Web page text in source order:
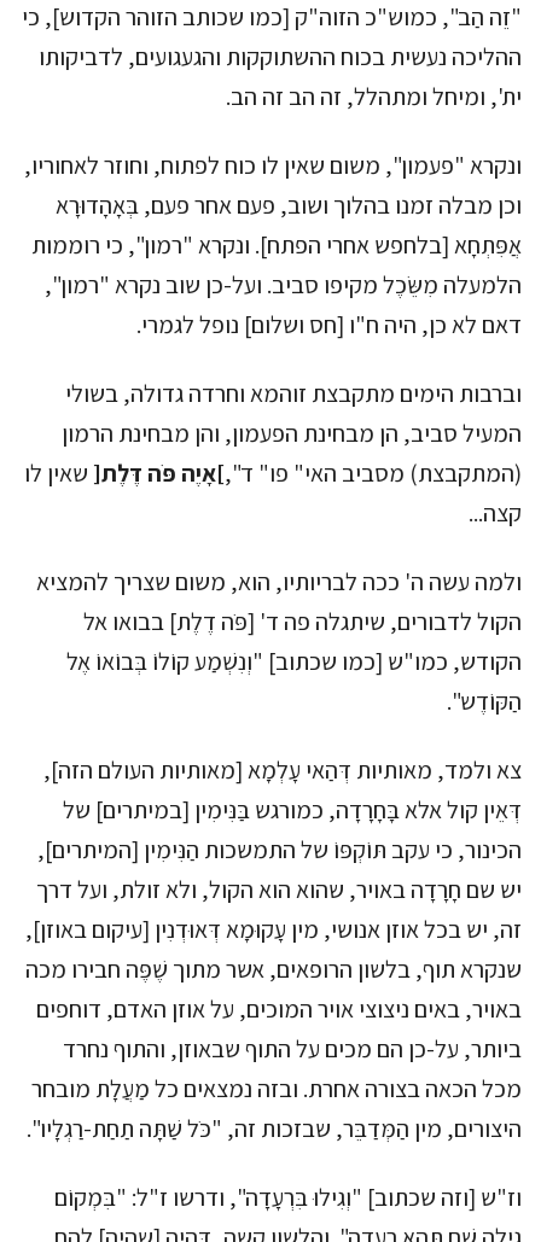
"זֵה הַב", כמוש"כ הזוה"ק [כמו שכותב הזוהר הקדוש], כי
ההליכה נעשית בכוח ההשתוקקות והגעגועים, לדביקותו
ית', ומיחל ומתהלל, זה הב זה הב.
ונקרא "פעמון", משום שאין לו כוח לפתוח, וחוזר לאחוריו,
וכן מבלה זמנו בהלוך ושוב, פעם אחר פעם, בְּאָהָדוּרָא
אֲפִּתְחָא [בלחפש אחרי הפתח]. ונקרא "רמון", כי רוממות
הלמעלה מִשֵּׂכֶל מקיפו סביב. ועל-כן שוב נקרא "רמון",
דאם לא כן, היה ח"ו [חס ושלום] נופל לגמרי.
וברבות הימים מתקבצת זוהמא וחרדה גדולה, בשולי
המעיל סביב, הן מבחינת הפעמון, והן מבחינת הרמון
(המתקבצת) מסביב האי" פו" ד",]אָיֶה פֹּה דֶּלֶת[ שאין לו
קצה...
ולמה עשה ה' ככה לבריותיו, הוא, משום שצריך להמציא
הקול לדבורים, שיתגלה פה ד' [פֹּה דֶלֶת] בבואו אל
הקודש, כמו"ש [כמו שכתוב] "וְנִשְׁמַע קוֹלוֹ בְּבוֹאוֹ אֶל
הַקּוֹדֶש".
צא ולמד, מאותיות דְּהַאי עָלְמָא [מאותיות העולם הזה],
דְּאֵין קול אלא בָּחָרָדָה, כמורגש בַּנִּימִין [במיתרים] של
הכינור, כי עקב תּוֹקְפּוֹ של התמשכות הַנִּימִין [המיתרים],
יש שם חָרָדָה באויר, שהוא הוא הקול, ולא זולת, ועל דרך
זה, יש בכל אוזן אנושי, מין עָקוּמָא דְּאוּדְנִין [עיקום באוזן],
שנקרא תוף, בלשון הרופאים, אשר מתוך שֶׁפֶּה חבירו מכה
באויר, באים ניצוצי אויר המוכים, על אוזן האדם, דוחפים
ביותר, על-כן הם מכים על התוף שבאוזן, והתוף נחרד
מכל הכאה בצורה אחרת. ובזה נמצאים כל מַעֲלָת מובחר
היצורים, מין הַמְּדַבֵּר, שבזכות זה, "כֹּל שַׁתָּה תַחַת-רַגְלָיו".
וז"ש [וזה שכתוב] "וְגִילוּ בִּרְעָדָה", ודרשו ז"ל: "בִּמְקוֹם